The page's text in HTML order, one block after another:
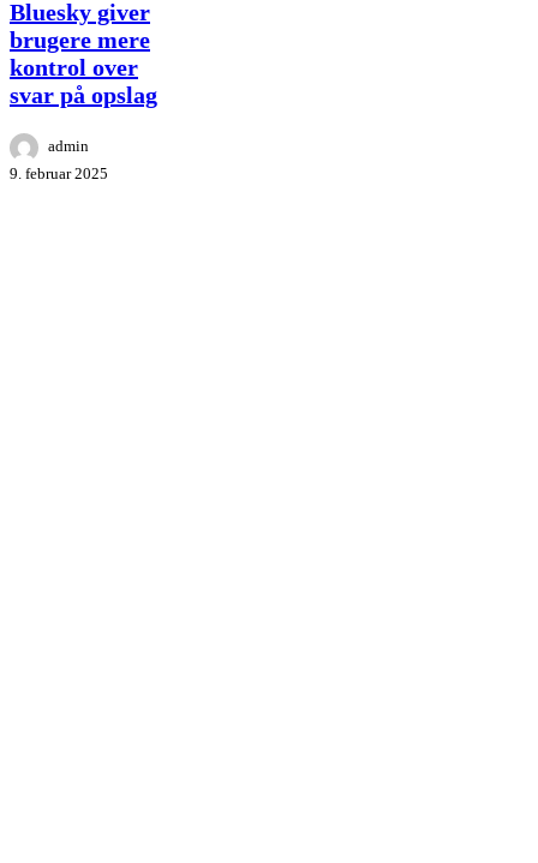
brugere
mere
kontrol
over
svar
på
opslag
Bluesky giver
brugere mere
kontrol over
svar på opslag
admin
9. februar 2025